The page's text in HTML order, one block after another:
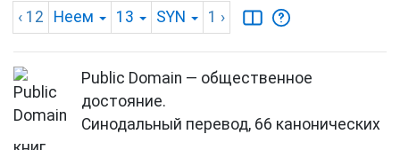
‹ 12 Неем 13 SYN 1 ›
Public Domain — общественное
достояние.
Синодальный перевод, 66 канонических